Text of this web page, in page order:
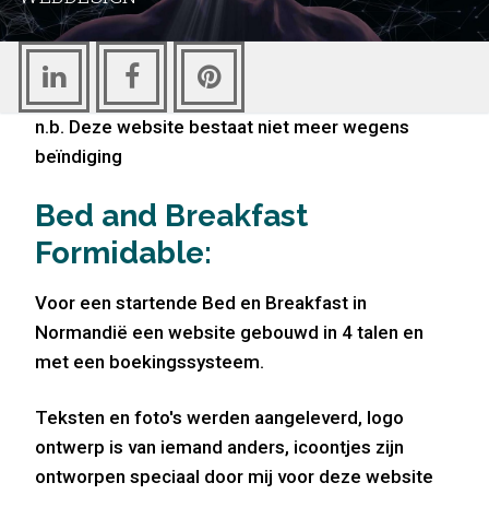
n.b. Deze website bestaat niet meer wegens
beïndiging
Bed and Breakfast
Formidable:
Voor een startende Bed en Breakfast in
Normandië een website gebouwd in 4 talen en
met een boekingssysteem.
Teksten en foto's werden aangeleverd, logo
ontwerp is van iemand anders, icoontjes zijn
ontworpen speciaal door mij voor deze website